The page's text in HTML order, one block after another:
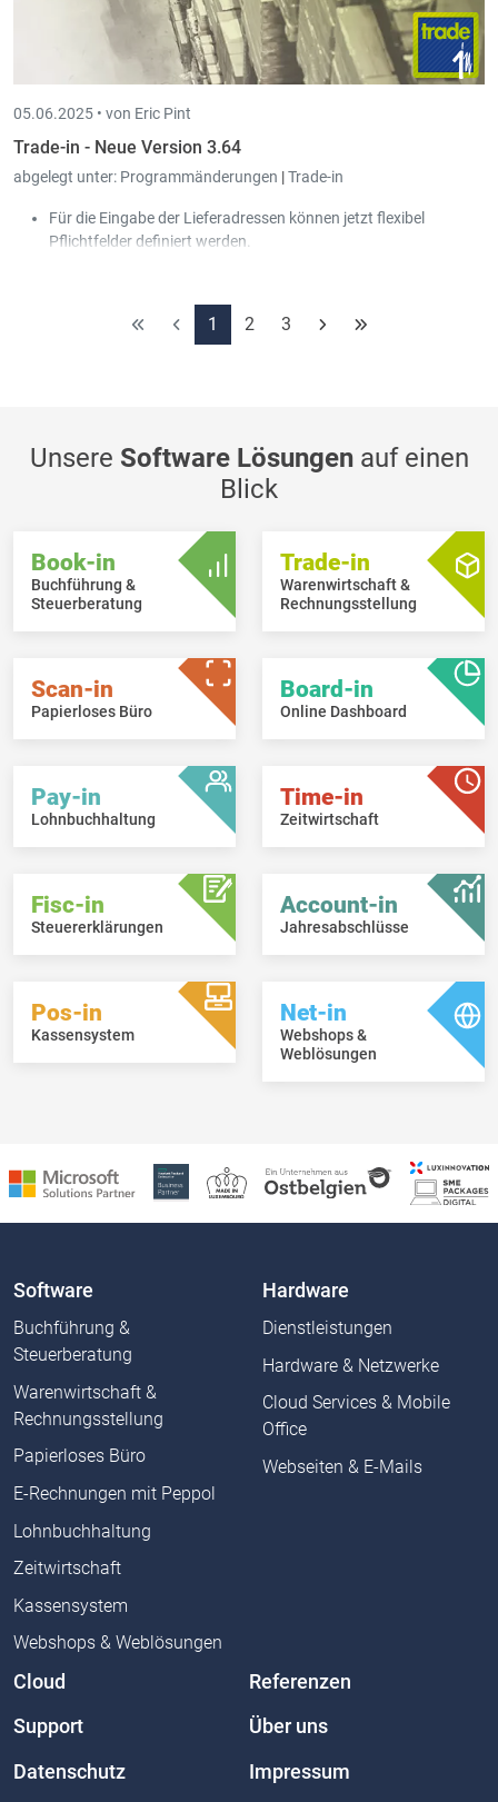
05.06.2025 • von Eric Pint
Trade-in - Neue Version 3.64
abgelegt unter: Programmänderungen |Trade-in
Für die Eingabe der Lieferadressen können jetzt flexibel
Pflichtfelder definiert werden.
Im Auftragsschirm können über den „Gekaufte Artikel“-Knopf
1 2 3
Unsere Software Lösungenauf einen
Blick
Book-in
Buchführung &
Steuerberatung
Trade-in
Warenwirtschaft &
Rechnungsstellung
Scan-in
Papierloses Büro
Board-in
Online Dashboard
Pay-in
Lohnbuchhaltung
Time-in
Zeitwirtschaft
Fisc-in
Steuererklärungen
Account-in
Jahresabschlüsse
Pos-in
Kassensystem
Net-in
Webshops &
Weblösungen
Software
Buchführung &
Steuerberatung
Warenwirtschaft &
Rechnungsstellung
Papierloses Büro
E-Rechnungen mit Peppol
Lohnbuchhaltung
Zeitwirtschaft
Kassensystem
Webshops & Weblösungen
Hardware
Dienstleistungen
Hardware & Netzwerke
Cloud Services & Mobile
Office
Webseiten & E-Mails
Cloud Referenzen
Support Über uns
Datenschutz Impressum